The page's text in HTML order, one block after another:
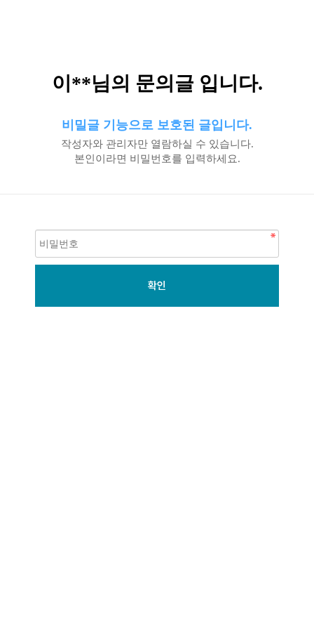
이**님의 문의글 입니다.
비밀글 기능으로 보호된 글입니다.
작성자와 관리자만 열람하실 수 있습니다.
본인이라면 비밀번호를 입력하세요.